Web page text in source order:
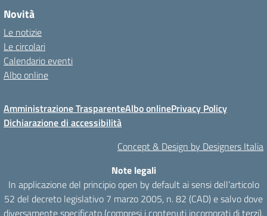
Novità
Le notizie
Le circolari
Calendario eventi
Albo online
Amministrazione TrasparenteAlbo onlinePrivacy Policy
Dichiarazione di accessibilità
Concept & Design by Designers Italia
Note legali
In applicazione del principio open by default ai sensi dell’articolo
52 del decreto legislativo 7 marzo 2005, n. 82 (CAD) e salvo dove